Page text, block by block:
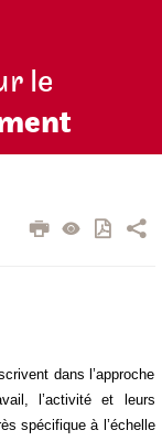
le
dans l’approche
l’activité et leurs
spécifique à l’échelle